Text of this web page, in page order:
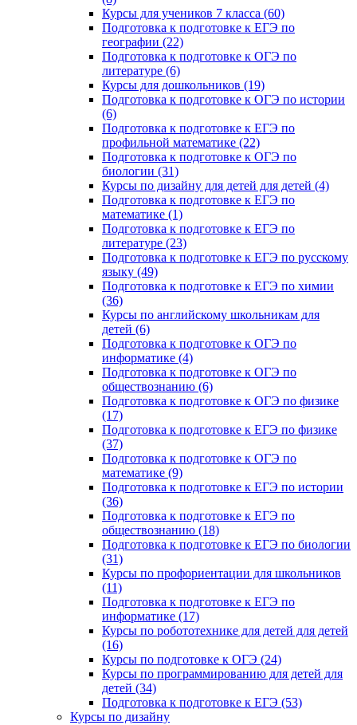
Курсы для учеников 7 класса (60)
Подготовка к подготовке к ЕГЭ по
географии (22)
Подготовка к подготовке к ОГЭ по
литературе (6)
Курсы для дошкольников (19)
Подготовка к подготовке к ОГЭ по истории
(6)
Подготовка к подготовке к ЕГЭ по
профильной математике (22)
Подготовка к подготовке к ОГЭ по
биологии (31)
Курсы по дизайну для детей для детей (4)
Подготовка к подготовке к ЕГЭ по
математике (1)
Подготовка к подготовке к ЕГЭ по
литературе (23)
Подготовка к подготовке к ЕГЭ по русскому
языку (49)
Подготовка к подготовке к ЕГЭ по химии
(36)
Курсы по английскому школьникам для
детей (6)
Подготовка к подготовке к ОГЭ по
информатике (4)
Подготовка к подготовке к ОГЭ по
обществознанию (6)
Подготовка к подготовке к ОГЭ по физике
(17)
Подготовка к подготовке к ЕГЭ по физике
(37)
Подготовка к подготовке к ОГЭ по
математике (9)
Подготовка к подготовке к ЕГЭ по истории
(36)
Подготовка к подготовке к ЕГЭ по
обществознанию (18)
Подготовка к подготовке к ЕГЭ по биологии
(31)
Курсы по профориентации для школьников
(11)
Подготовка к подготовке к ЕГЭ по
информатике (17)
Курсы по робототехнике для детей для детей
(16)
Курсы по подготовке к ОГЭ (24)
Курсы по программированию для детей для
детей (34)
Подготовка к подготовке к ЕГЭ (53)
Курсы по дизайну